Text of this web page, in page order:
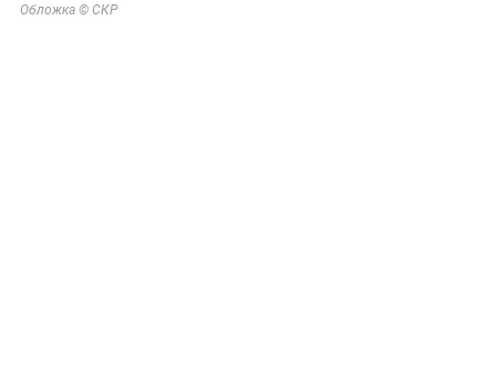
Обложка © СКР